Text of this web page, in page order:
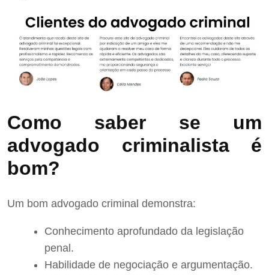
Como saber se um
advogado criminalista é
bom?
Um bom advogado criminal demonstra:
Conhecimento aprofundado da legislação
penal.
Habilidade de negociação e argumentação.